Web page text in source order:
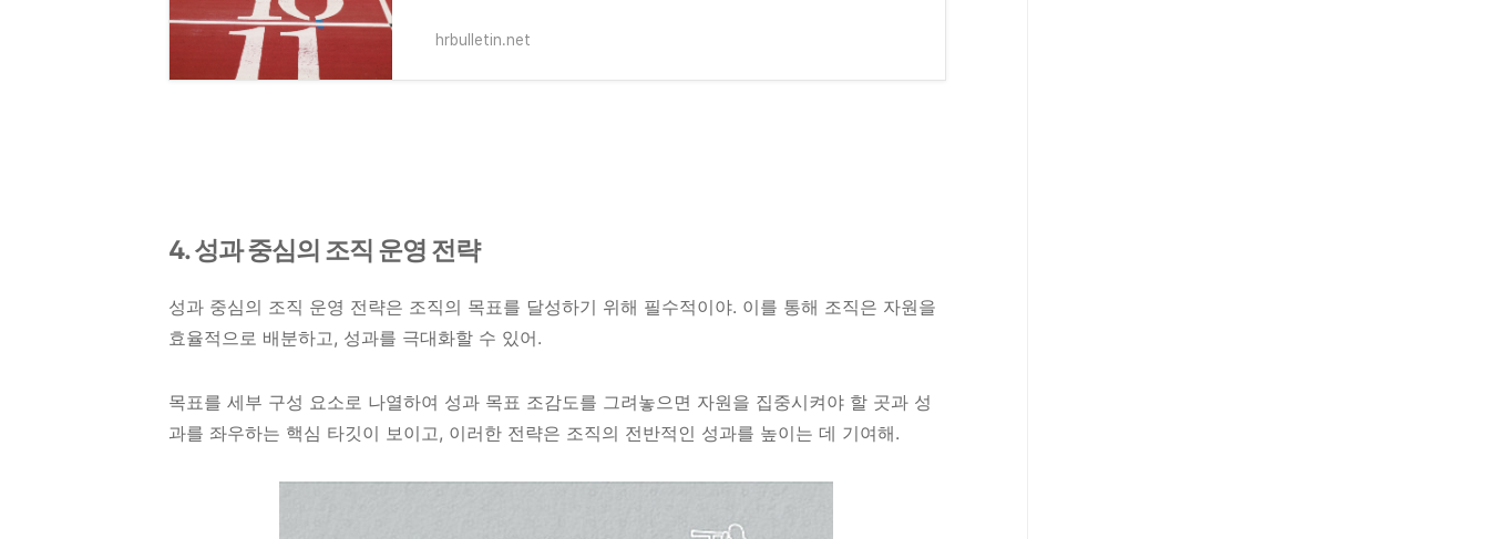
hrbulletin.net
4. 성과 중심의 조직 운영 전략
성과 중심의 조직 운영 전략은 조직의 목표를 달성하기 위해 필수적이야. 이를 통해 조직은 자원을
효율적으로 배분하고, 성과를 극대화할 수 있어.
목표를 세부 구성 요소로 나열하여 성과 목표 조감도를 그려놓으면 자원을 집중시켜야 할 곳과 성
과를 좌우하는 핵심 타깃이 보이고, 이러한 전략은 조직의 전반적인 성과를 높이는 데 기여해.